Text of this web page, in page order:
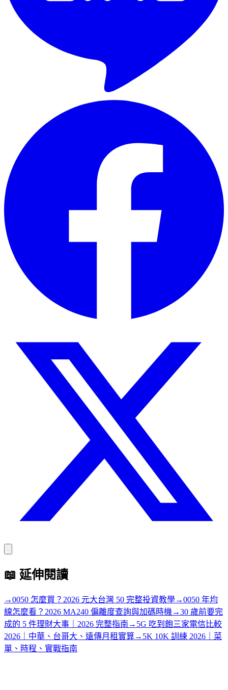
📖 延伸閱讀
→0050 怎麼買？2026 元大台灣 50 完整投資教學→0050 年均
線怎麼看？2026 MA240 偏離度查詢與加碼時機 →30 歲前要完
成的 5 件理財大事｜2026 完整指南 → 5G 吃到飽三家電信比較
2026｜中華、台哥大、遠傳月租實算→ 5K 10K 訓練 2026｜菜
單、時程、實戰指南